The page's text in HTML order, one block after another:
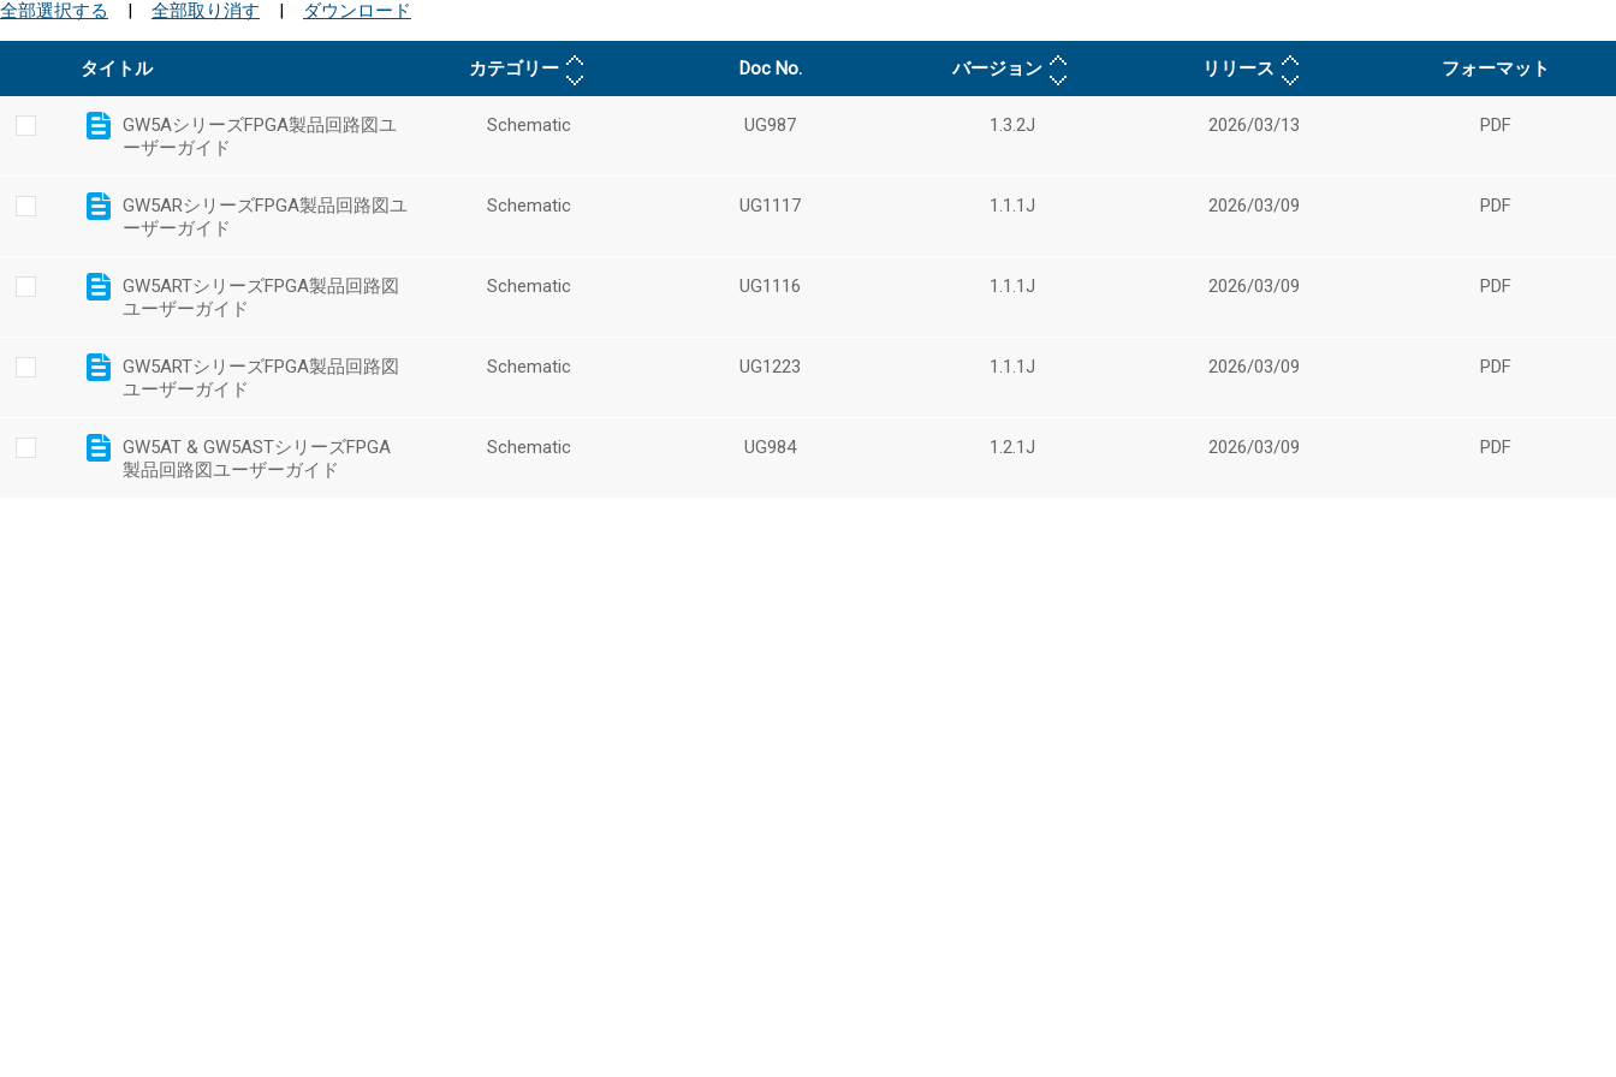
全部選択する | 全部取り消す | ダウンロード
タイトル カテゴリー Doc No. バージョン リリース フォーマット
GW5AシリーズFPGA製品回路図ユ
ーザーガイド
Schematic UG987 1.3.2J 2026/03/13 PDF
GW5ARシリーズFPGA製品回路図ユ
ーザーガイド
Schematic UG1117 1.1.1J 2026/03/09 PDF
GW5ARTシリーズFPGA製品回路図
ユーザーガイド
Schematic UG1116 1.1.1J 2026/03/09 PDF
GW5ARTシリーズFPGA製品回路図
ユーザーガイド
Schematic UG1223 1.1.1J 2026/03/09 PDF
GW5AT & GW5ASTシリーズFPGA
製品回路図ユーザーガイド
Schematic UG984 1.2.1J 2026/03/09 PDF